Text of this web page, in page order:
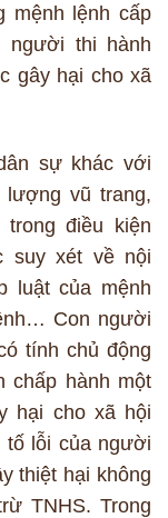
mệnh lệnh cấp
người thi hành
gây hại cho xã
sự khác với
vũ trang,
điều kiện
suy xét về nội
luật của mệnh
Con người
tính chủ động
chấp hành một
hại cho xã hội
tố lỗi của người
thiệt hại không
TNHS. Trong